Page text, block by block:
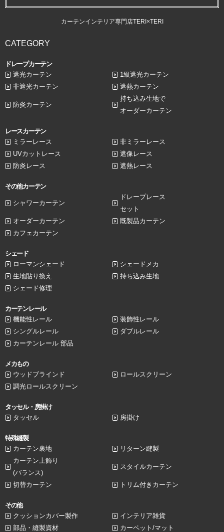
カーテンインテリア専門店TERI×TERI
CATEGORY
ドレープカーテン
遮光カーテン
1級遮光カーテン
非遮光カーテン
遮熱カーテン
防炎カーテン
持ち込み生地で
オーダーカーテン
レースカーテン
ミラーレース
非ミラーレース
UVカットレース
遮像レース
防炎レース
遮熱レース
その他カーテン
シャワーカーテン
ドレープレース
セット
オーダーカーテン
既製品カーテン
カフェカーテン
シェード
ローマンシェード
シェードメカ
生地貼り換え
持ち込み生地
シェード修理
カーテンレール
機能性レール
装飾性レール
シングルレール
ダブルレール
カーテンレール 部品
メカもの
ウッドブラインド
ロールスクリーン
調光ロールスクリーン
タッセル・房掛け
タッセル
房掛け
特殊縫製
カーテン裏地
リターン縫製
カーテン上飾り
(バランス)
スタイルカーテン
切替カーテン トリム付きカーテン
その他
クッションカバー製作
インテリア雑貨
部品・縫製資材
カーペット/マット